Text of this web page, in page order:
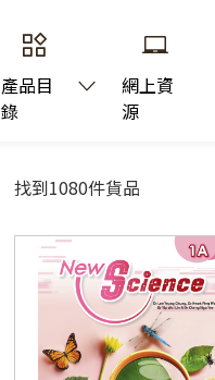
產品目
錄
網上資
源
找到1080件貨品